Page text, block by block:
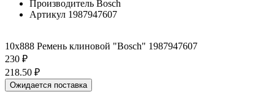
Производитель Bosch
Артикул 1987947607
10x888 Ремень клиновой "Bosch" 1987947607
230 ₽
218.50 ₽
Ожидается поставка